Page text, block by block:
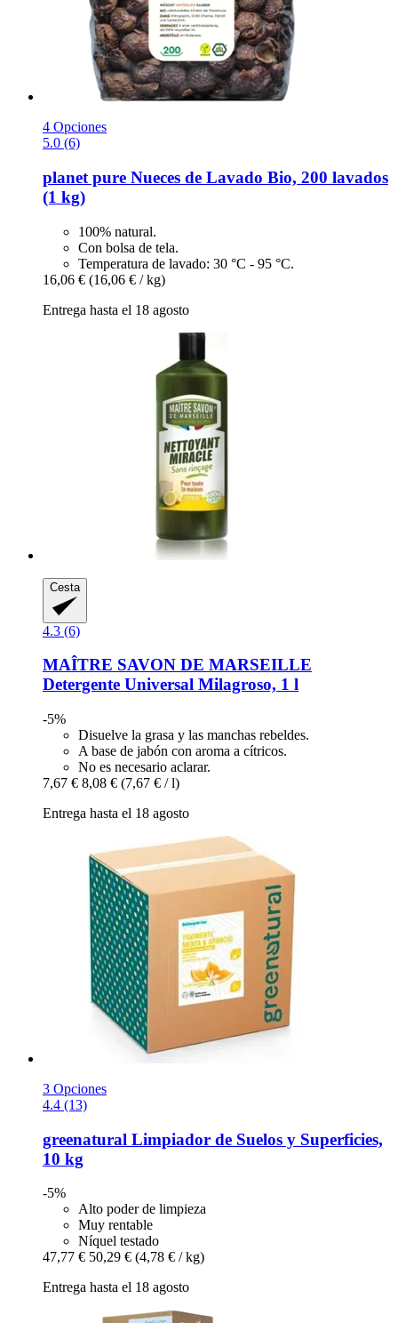
4 Opciones
5.0 (6)
planet pure Nueces de Lavado Bio, 200 lavados
(1 kg)
100% natural.
Con bolsa de tela.
Temperatura de lavado: 30 °C - 95 °C.
16,06 € (16,06 € / kg)
Entrega hasta el 18 agosto
Cesta
4.3 (6)
MAÎTRE SAVON DE MARSEILLE
Detergente Universal Milagroso, 1 l
-5%
Disuelve la grasa y las manchas rebeldes.
A base de jabón con aroma a cítricos.
No es necesario aclarar.
7,67 € 8,08 € (7,67 € / l)
Entrega hasta el 18 agosto
3 Opciones
4.4 (13)
greenatural Limpiador de Suelos y Superficies,
10 kg
-5%
Alto poder de limpieza
Muy rentable
Níquel testado
47,77 € 50,29 € (4,78 € / kg)
Entrega hasta el 18 agosto